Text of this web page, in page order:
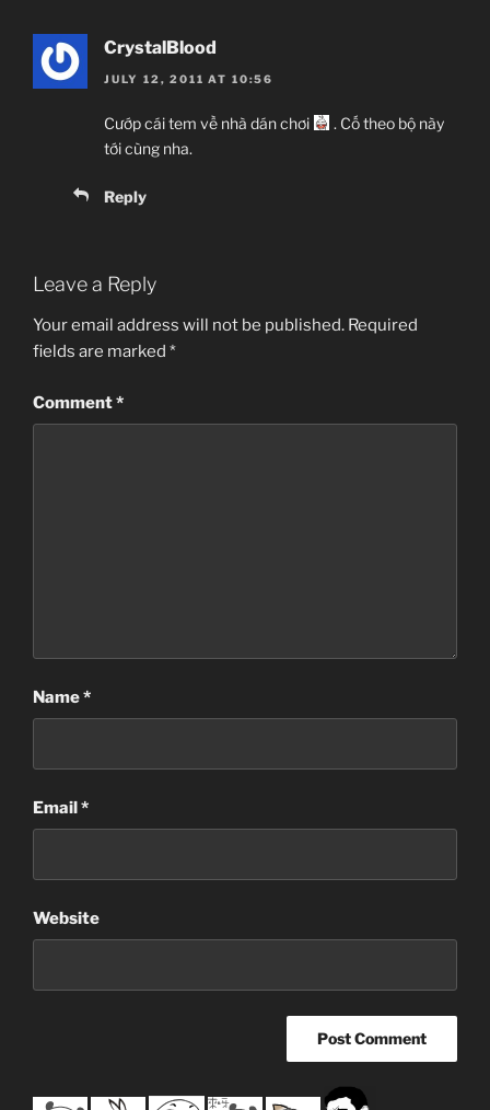
CrystalBlood
JULY 12, 2011 AT 10:56
Cướp cái tem về nhà dán chơi
. Cố theo bộ này
tới cùng nha.
Reply
Leave a Reply
Your email address will not be published. Required
fields are marked *
Comment*
Name*
Email*
Website